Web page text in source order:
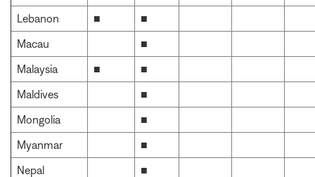
Lebanon
■
■
Macau
■
Malaysia
■
■
Maldives
■
Mongolia
■
Myanmar
■
Nepal
■